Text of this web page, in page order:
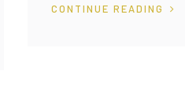
CONTINUE READING